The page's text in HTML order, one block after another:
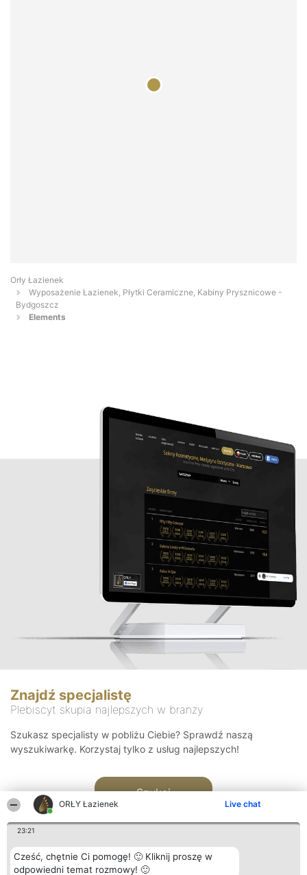
ORŁY Łazienek Live chat
23:21
Cześć, chętnie Ci pomogę! 🙂 Kliknij proszę w
odpowiedni temat rozmowy! 🙂
Orły Łazienek
Wyposażenie Łazienek, Płytki Ceramiczne, Kabiny Prysznicowe -
Bydgoszcz
Elements
Znajdź specjalistę
Plebiscyt skupia najlepszych w branży
Szukasz specjalisty w pobliżu Ciebie? Sprawdź naszą
wyszukiwarkę. Korzystaj tylko z usług najlepszych!
Szukaj